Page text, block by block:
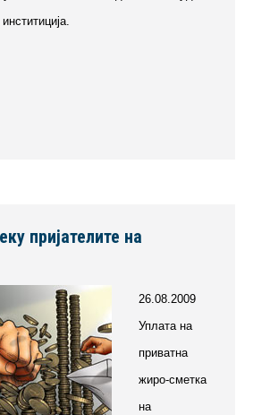
пријателите на
26.08.2009
Уплата на
приватна
жиро-сметка
на